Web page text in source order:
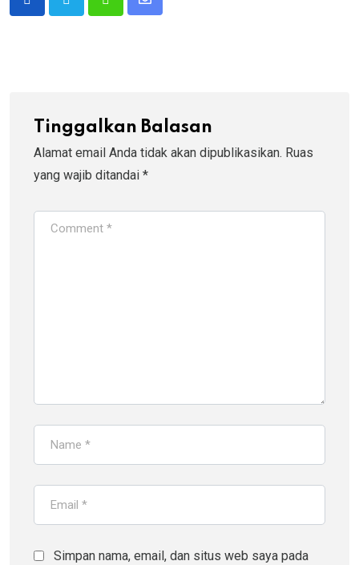
WhatsappShare
Tinggalkan Balasan
Alamat email Anda tidak akan dipublikasikan. Ruas
yang wajib ditandai *
Simpan nama, email, dan situs web saya pada